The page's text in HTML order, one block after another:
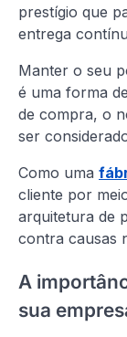
prestígio que
entrega
Manter o seu
é uma forma
de compra, o
ser
Como uma
cliente por
arquitetura de
contra causas
A
sua